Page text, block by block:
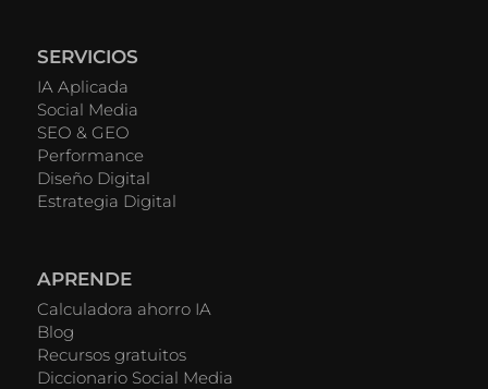
SERVICIOS
IA Aplicada
Social Media
SEO & GEO
Performance
Diseño Digital
Estrategia Digital
APRENDE
Calculadora ahorro IA
Blog
Recursos gratuitos
Diccionario Social Media